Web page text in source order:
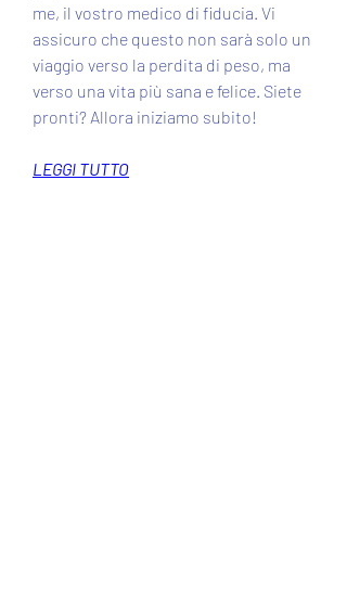
me, il vostro medico di fiducia. Vi
assicuro che questo non sarà solo un
viaggio verso la perdita di peso, ma
verso una vita più sana e felice. Siete
pronti? Allora iniziamo subito!
LEGGI TUTTO